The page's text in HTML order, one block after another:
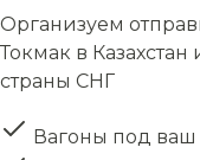
Организуем
Токмак в Казахстан
страны СНГ
Вагоны под ваш